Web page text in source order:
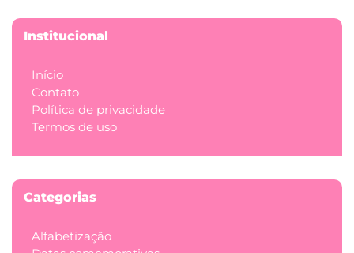
Institucional
Início
Contato
Política de privacidade
Termos de uso
Categorias
Alfabetização